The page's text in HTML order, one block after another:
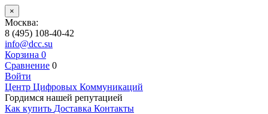
×
Москва:
8 (495) 108-40-42
info@dcc.su
Корзина 0
Сравнение 0
Войти
Центр Цифровых Коммуникаций
Гордимся нашей репутацией
Как купить Доставка Контакты